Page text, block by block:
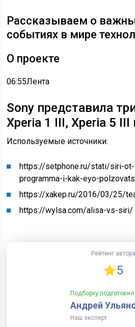
Рассказываем о
событиях в мире
О проекте
06:55Лента
Sony представила
Xperia 1 III, Xperia 5 III
Используемые источники:
https://setphone.ru/stati/siri-
programma-i-kak-eyo-
https://xakep.ru/2016/03/25/
https://wylsa.com/alisa-vs-siri/
Рейтинг автора
5
Подборку подготовил
Андрей
Наш эксперт